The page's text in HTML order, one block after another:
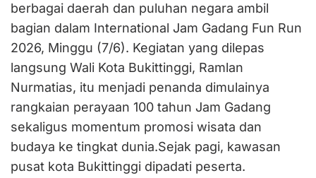
berbagai daerah dan puluhan negara ambil
bagian dalam International Jam Gadang Fun Run
2026, Minggu (7/6). Kegiatan yang dilepas
langsung Wali Kota Bukittinggi, Ramlan
Nurmatias, itu menjadi penanda dimulainya
rangkaian perayaan 100 tahun Jam Gadang
sekaligus momentum promosi wisata dan
budaya ke tingkat dunia.Sejak pagi, kawasan
pusat kota Bukittinggi dipadati peserta.